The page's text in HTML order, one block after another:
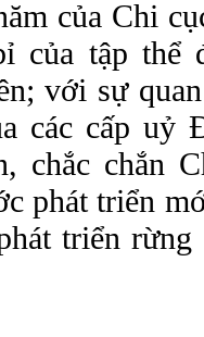
của Chi
của tập thể
với sự
các cấp uỷ
chắc chắn
phát triển
triển